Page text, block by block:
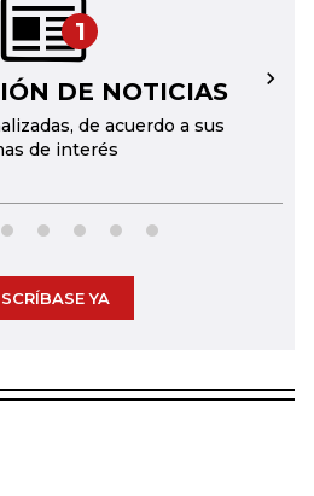
1
DE NOTICIAS
de acuerdo a sus
de interés
→
YA